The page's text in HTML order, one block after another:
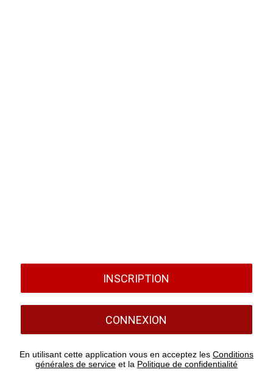
INSCRIPTION
CONNEXION
En utilisant cette application vous en acceptez les Conditions
générales de service et la Politique de confidentialité